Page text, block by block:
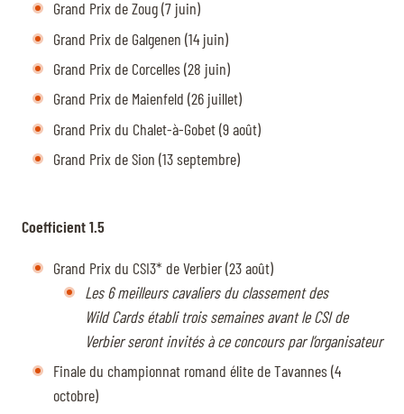
Grand Prix de Zoug (7 juin)
Grand Prix de Galgenen (14 juin)
Grand Prix de Corcelles (28 juin)
Grand Prix de Maienfeld (26 juillet)
Grand Prix du Chalet-à-Gobet (9 août)
Grand Prix de Sion (13 septembre)
Coefficient 1.5
Grand Prix du CSI3* de Verbier (23 août)
Les 6 meilleurs cavaliers du classement des
Wild Cards établi trois semaines avant le CSI de
Verbier seront invités à ce concours par l’organisateur
Finale du championnat romand élite de Tavannes (4
octobre)